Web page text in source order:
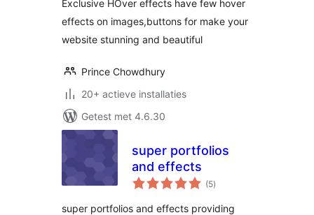
Exclusive HOver effects have few hover
effects on images,buttons for make your
website stunning and beautiful
Prince Chowdhury
20+ actieve installaties
Getest met 4.6.30
super portfolios
and effects
(5totaal
waarderingen
)
super portfolios and effects providing